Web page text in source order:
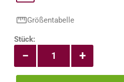
Größentabelle
Produkt Anzahl: Gib
Stück:
+
−